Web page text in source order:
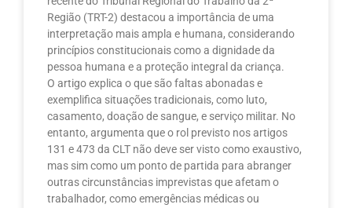
Região (TRT-2) destacou a importância de uma
interpretação mais ampla e humana, considerando
princípios constitucionais como a dignidade da
pessoa humana e a proteção integral da criança.
O artigo explica o que são faltas abonadas e
exemplifica situações tradicionais, como luto,
casamento, doação de sangue, e serviço militar. No
entanto, argumenta que o rol previsto nos artigos
131 e 473 da CLT não deve ser visto como exaustivo,
mas sim como um ponto de partida para abranger
outras circunstâncias imprevistas que afetam o
trabalhador, como emergências médicas ou